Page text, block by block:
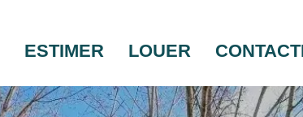
ESTIMER LOUER